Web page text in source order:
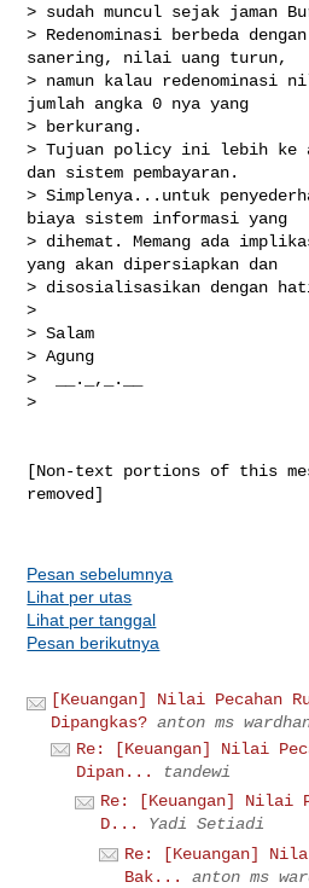
> sudah muncul sejak jaman
> Redenominasi berbeda
sanering, nilai uang turun,
> namun kalau redenominasi
jumlah angka 0 nya yang
> berkurang.
> Tujuan policy ini lebih ke
dan sistem pembayaran.
> Simplenya...untuk
biaya sistem informasi yang
> dihemat. Memang ada
yang akan dipersiapkan dan
> disosialisasikan dengan
>
> Salam
> Agung
>  __._,_.__
>
[Non-text portions of this
removed]
Pesan sebelumnya
Lihat per utas
Lihat per tanggal
Pesan berikutnya
[Keuangan] Nilai Pecahan
Dipangkas? anton ms
Re: [Keuangan] Nilai
Dipan...
tandewi
Re: [Keuangan] Nilai
D...
Yadi Setiadi
Re: [Keuangan]
Bak...
anton ms